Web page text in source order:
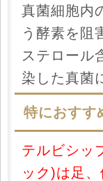
真菌細胞内
う酵素を阻
ステロール
染した真菌
特におすす
テルビシッ
ック)は足